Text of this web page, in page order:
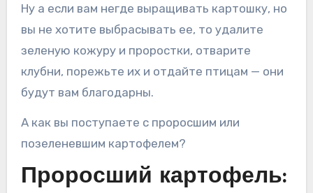
Ну а если вам негде выращивать картошку, но
вы не хотите выбрасывать ее, то удалите
зеленую кожуру и проростки, отварите
клубни, порежьте их и отдайте птицам — они
будут вам благодарны.
А как вы поступаете с проросшим или
позеленевшим картофелем?
Проросший картофель: